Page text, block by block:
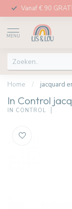
Vanaf € 90
MENU
Home / jacquard
In Control
IN CONTROL